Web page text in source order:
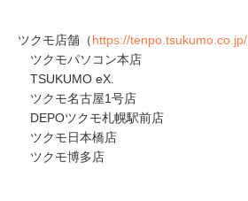
ツクモ店舗（https://tenpo.tsukumo.co.jp/
ツクモパソコン本店
TSUKUMO eX.
ツクモ名古屋1号店
DEPOツクモ札幌駅前店
ツクモ日本橋店
ツクモ博多店